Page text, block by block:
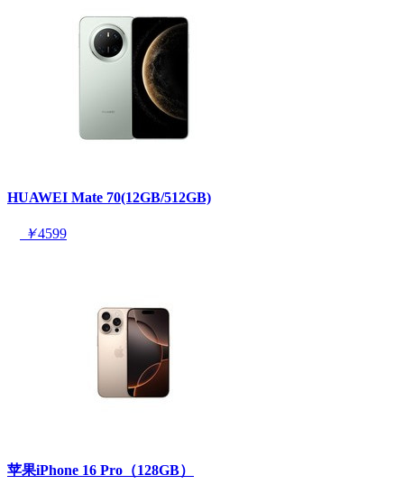
HUAWEI Mate 70(12GB/512GB)
￥4599
苹果iPhone 16 Pro（128GB）